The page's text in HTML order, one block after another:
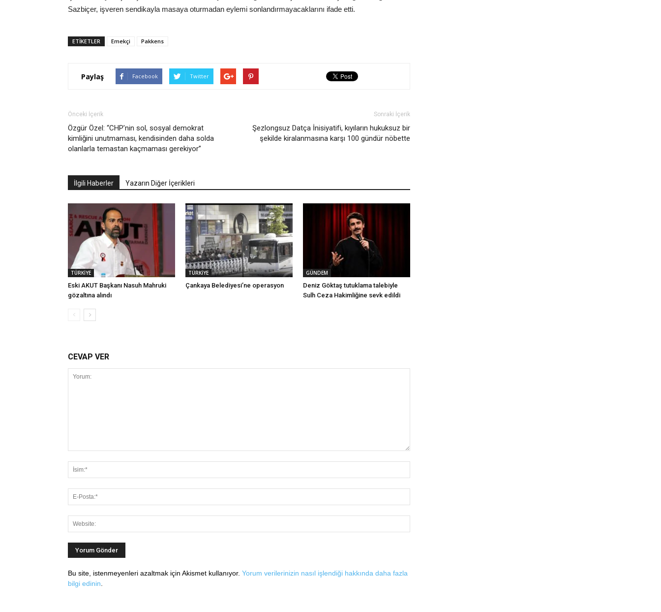
Sazbiçer, işveren sendikayla masaya oturmadan eylemi sonlandırmayacaklarını ifade etti.
ETIKETLER Emekçi Pakkens
Paylaş Facebook Twitter
Önceki İçerik
Özgür Özel: “CHP’nin sol, sosyal demokrat
kimliğini unutmaması, kendisinden daha solda
olanlarla temastan kaçmaması gerekiyor”
Sonraki İçerik
Şezlongsuz Datça İnisiyatifi, kıyıların hukuksuz bir
şekilde kiralanmasına karşı 100 gündür nöbette
İlgili Haberler Yazarın Diğer İçerikleri
TÜRKİYE
Eski AKUT Başkanı Nasuh Mahruki
gözaltına alındı
TÜRKİYE
Çankaya Belediyesi’ne operasyon
GÜNDEM
Deniz Göktaş tutuklama talebiyle
Sulh Ceza Hakimliğine sevk edildi
CEVAP VER
Bu site, istenmeyenleri azaltmak için Akismet kullanıyor. Yorum verilerinizin nasıl işlendiği hakkında daha fazla
bilgi edinin